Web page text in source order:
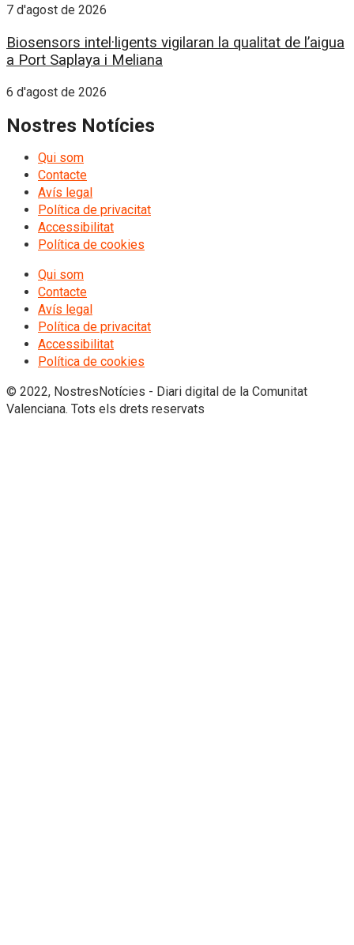
7 d'agost de 2026
Biosensors intel·ligents vigilaran la qualitat de l’aigua
a Port Saplaya i Meliana
6 d'agost de 2026
Nostres Notícies
Qui som
Contacte
Avís legal
Política de privacitat
Accessibilitat
Política de cookies
Qui som
Contacte
Avís legal
Política de privacitat
Accessibilitat
Política de cookies
© 2022, NostresNotícies - Diari digital de la Comunitat
Valenciana. Tots els drets reservats